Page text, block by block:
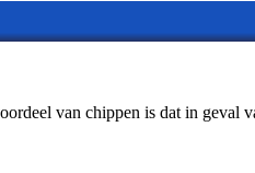
van chippen is dat in geval